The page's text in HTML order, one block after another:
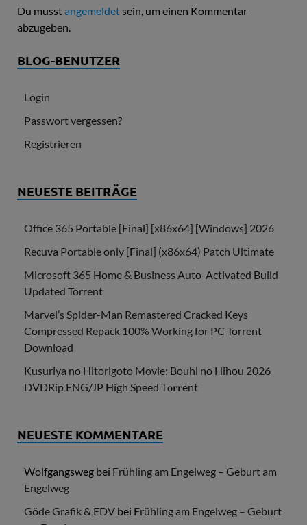
Du musstangemeldetsein, um einen Kommentar
abzugeben.
BLOG-BENUTZER
Login
Passwort vergessen?
Registrieren
NEUESTE BEITRÄGE
Office 365 Portable [Final] [x86x64] [Windows] 2026
Recuva Portable only [Final] (x86x64) Patch Ultimate
Microsoft 365 Home & Business Auto-Activated Build
Updated Torrent
Marvel’s Spider-Man Remastered Cracked Keys
Compressed Repack 100% Working for PC Torrent
Download
Kusuriya no Hitorigoto Movie: Bouhi no Hihou 2026
DVDRip ENG/JP High Speed T𝐨𝐫𝐫ent
NEUESTE KOMMENTARE
Wolfgangsweg bei Frühling am Engelweg – Geburt am
Engelweg
Göde Grafik & EDV bei Frühling am Engelweg – Geburt